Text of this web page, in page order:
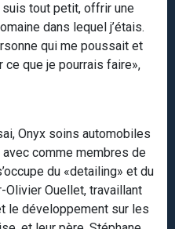
tout petit, offrir une
dans lequel j’étais.
qui me poussait et
que je pourrais faire»,
Onyx soins automobiles
comme membres de
du «detailing» et du
Ouellet, travaillant
le développement sur les